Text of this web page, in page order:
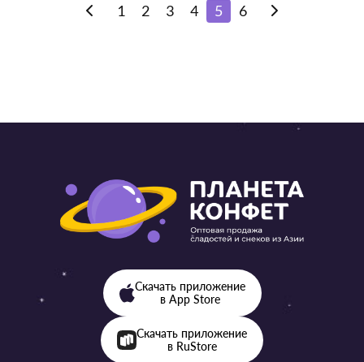
1 2 3 4 5 6
Скачать приложение
в App Store
Скачать приложение
в RuStore